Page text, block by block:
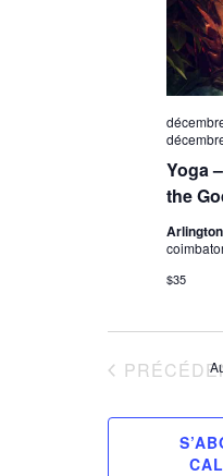
Yoga
the
$35